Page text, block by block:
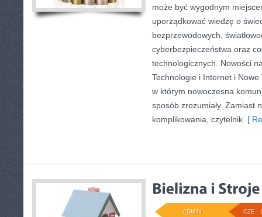
może być wygodnym
uporządkować wiedzę o
bezprzewodowych,
cyberbezpieczeństwa oraz
technologicznych. Nowości
Technologie i Internet i
w którym nowoczesna
sposób zrozumiały. Zamiast
komplikowania, czytelnik [
CZE -
ADMIN